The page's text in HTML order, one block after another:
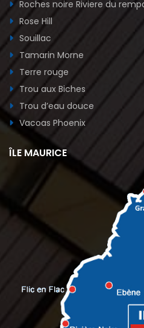
Roches noire Riviere du
Rose Hill
Souillac
Tamarin Morne
Terre rouge
Trou aux Biches
Trou d’eau douce
Vacoas Phoenix
ÎLE MAURICE